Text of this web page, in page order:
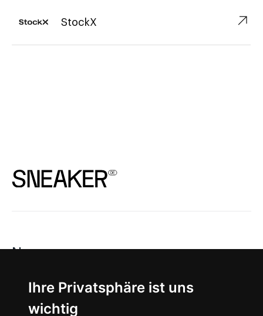
Ihre Privatsphäre ist uns
wichtig
StockX ↗︎
News
About